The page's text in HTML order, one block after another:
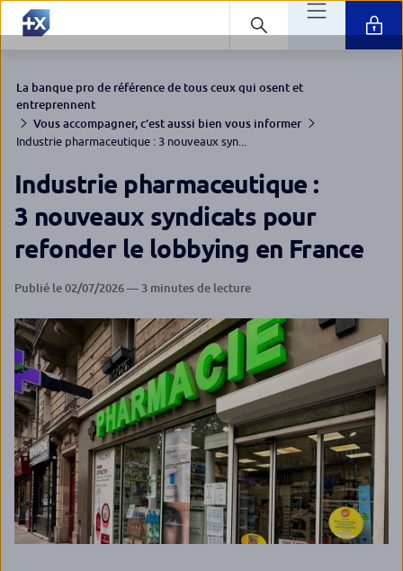
La banque pro de référence de tous ceux qui osent et
entreprennent
Vous accompagner, c’est aussi bien vous informer
Industrie pharmaceutique : 3 nouveaux syn...
Industrie pharmaceutique :
3 nouveaux syndicats pour
refonder le lobbying en France
Publié le 02/07/2026 — 3 minutes de lecture